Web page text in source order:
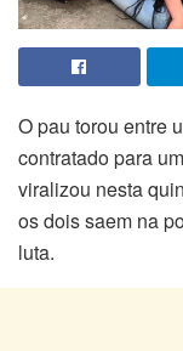
O pau torou entre
contratado para
viralizou nesta
os dois saem na
luta.